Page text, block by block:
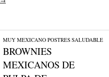
MUY MEXICANO/POSTRES/SALUDABLE
BROWNIES
MEXICANOS DE